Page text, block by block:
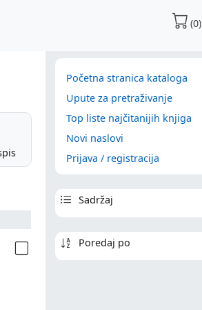
(0)
Početna stranica kataloga
Upute za pretraživanje
Top liste najčitanijih knjiga
Novi naslovi
Prijava / registracija
Sadržaj
Poredaj po